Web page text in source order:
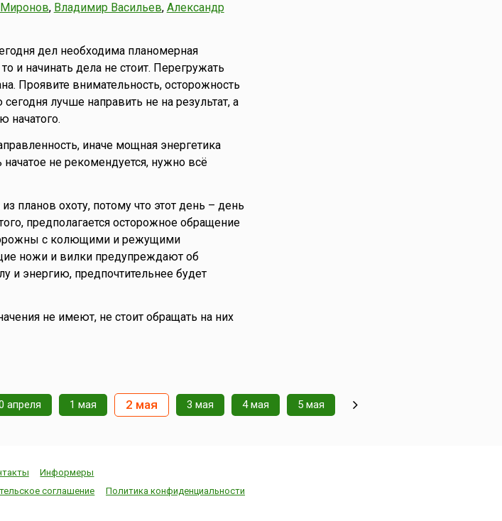
, Владимир Васильев, Александр
дел необходима планомерная
и начинать дела не стоит. Перегружать
Проявите внимательность, осторожность
лучше направить не на результат, а
начатого.
иначе мощная энергетика
не рекомендуется, нужно всё
планов охоту, потому что этот день – день
предполагается осторожное обращение
с колющими и режущими
ножи и вилки предупреждают об
и энергию, предпочтительнее будет
не имеют, не стоит обращать на них
апреля 1 мая 2 мая 3 мая 4 мая 5 мая
Информеры
соглашение Политика конфиденциальности